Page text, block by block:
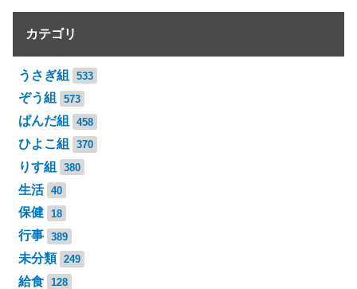
カテゴリ
うさぎ組 533
ぞう組 573
ぱんだ組 458
ひよこ組 370
りす組 380
生活 40
保健 18
行事 389
未分類 249
給食 128